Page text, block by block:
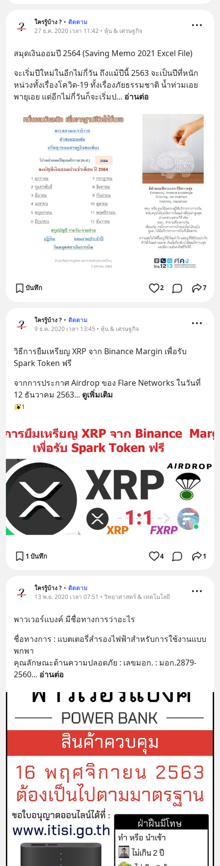
ใครรู้บ้าง ? • ติดตาม
27 ธ.ค. 2020 เวลา 11:42 • หุ้น & เศรษฐกิจ
สมุดเงินออมปี 2564 (Saving Memo 2021 Excel File)
จะเริ่มปีใหม่ในอีกไม่กี่วัน ถึงแม้ปีนี้ 2563 จะเป็นปีที่หนัก
หน่วงทั้งเรื่องโควิด-19 ทั้งเรื่องภัยธรรมชาติ น้ำท่วมเอย
พายุเอย แต่อีกไม่กี่วันก็จะเริ่มป... อ่านต่อ
บันทึก 2 7
ใครรู้บ้าง ? • ติดตาม
9 ธ.ค. 2020 เวลา 13:45 • หุ้น & เศรษฐกิจ
วิธีการยืมเหรียญ XRP จาก Binance Margin เพื่อรับ
Spark Token ฟรี
จากการประกาศ Airdrop ของ Flare Networks ในวันที่
12 ธันวาคม 2563... ดูเพิ่มเติม
1
1 บันทึก 4 1
ใครรู้บ้าง ? • ติดตาม
13 พ.ย. 2020 เวลา 07:51 • วิทยาศาสตร์ & เทคโนโลยี
พาวเวอร์แบงค์ มีชื่อทางการว่าอะไร
ชื่อทางการ : แบตเตอรี่สำรองไฟฟ้าสำหรับการใช้งานแบบ
พกพา
คุณลักษณะด้านความปลอดภัย : เลขมอก. : มอก.2879-
2560... อ่านต่อ